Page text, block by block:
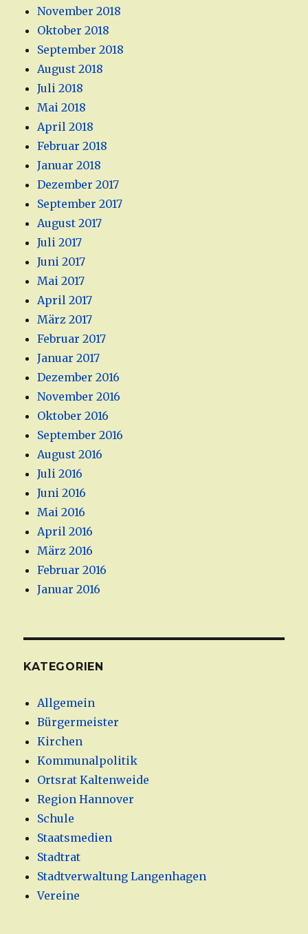
November 2018
Oktober 2018
September 2018
August 2018
Juli 2018
Mai 2018
April 2018
Februar 2018
Januar 2018
Dezember 2017
September 2017
August 2017
Juli 2017
Juni 2017
Mai 2017
April 2017
März 2017
Februar 2017
Januar 2017
Dezember 2016
November 2016
Oktober 2016
September 2016
August 2016
Juli 2016
Juni 2016
Mai 2016
April 2016
März 2016
Februar 2016
Januar 2016
KATEGORIEN
Allgemein
Bürgermeister
Kirchen
Kommunalpolitik
Ortsrat Kaltenweide
Region Hannover
Schule
Staatsmedien
Stadtrat
Stadtverwaltung Langenhagen
Vereine